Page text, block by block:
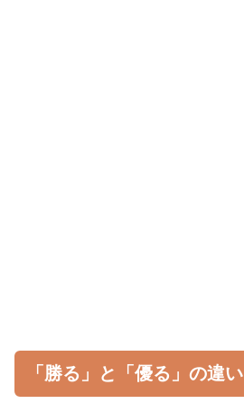
「勝る」と「優る」の違い